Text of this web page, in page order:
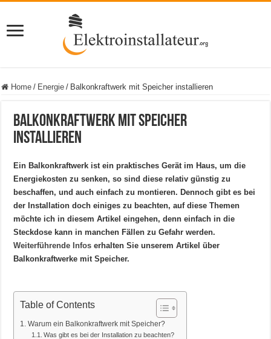
Home / Energie / Balkonkraftwerk mit Speicher installieren
Balkonkraftwerk mit Speicher
installieren
Ein Balkonkraftwerk ist ein praktisches Gerät im Haus, um die
Energiekosten zu senken, so sind diese relativ günstig zu
beschaffen, und auch einfach zu montieren. Dennoch gibt es bei
der Installation doch einiges zu beachten, auf diese Themen
möchte ich in diesem Artikel eingehen, denn einfach in die
Steckdose kann in manchen Fällen zu Gefahr werden.
Weiterführende Infos erhalten Sie unserem Artikel über
Balkonkraftwerke mit Speicher.
Table of Contents
Warum ein Balkonkraftwerk mit Speicher?
Was gibt es bei der Installation zu beachten?